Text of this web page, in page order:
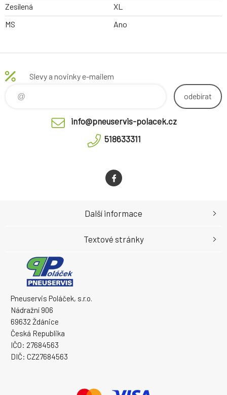
Zesílená
XL
MS
Ano
Slevy a novinky e-mailem
odebírat
info@pneuservis-polacek.cz
518633311
Pneuservis Poláček, s.r.o.
Nádražní 906
69632 Ždánice
Česká Republika
IČO: 27684563
DIČ: CZ27684563
Další informace
Textové stránky